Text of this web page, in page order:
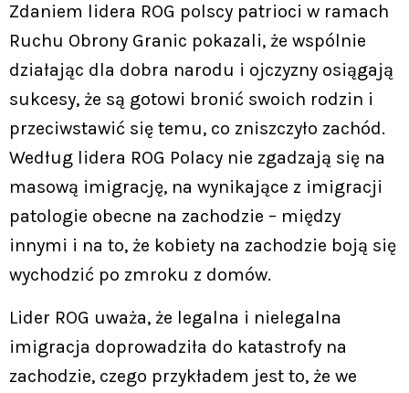
Zdaniem lidera ROG polscy patrioci w ramach
Ruchu Obrony Granic pokazali, że wspólnie
działając dla dobra narodu i ojczyzny osiągają
sukcesy, że są gotowi bronić swoich rodzin i
przeciwstawić się temu, co zniszczyło zachód.
Według lidera ROG Polacy nie zgadzają się na
masową imigrację, na wynikające z imigracji
patologie obecne na zachodzie – między
innymi i na to, że kobiety na zachodzie boją się
wychodzić po zmroku z domów.
Lider ROG uważa, że legalna i nielegalna
imigracja doprowadziła do katastrofy na
zachodzie, czego przykładem jest to, że we